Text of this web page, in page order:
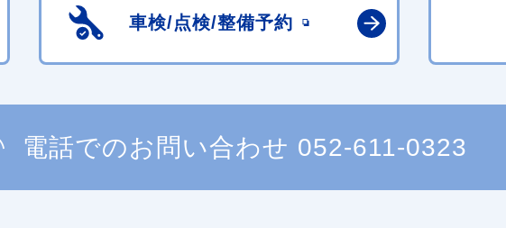
車検/点検/整備予約
電話でのお問い合わせ 052-611-0323